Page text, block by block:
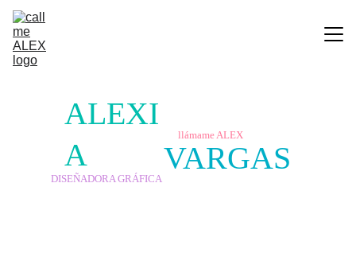
ALEXI
A
DISEÑADORA GRÁFICA
VARGAS
llámame ALEX